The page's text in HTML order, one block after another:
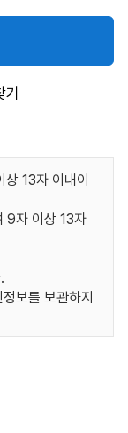
13자 이내이
9자 이상 13자
보를 보관하지